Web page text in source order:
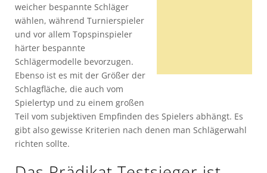
weicher bespannte Schläger
wählen, während Turnierspieler
und vor allem Topspinspieler
härter bespannte
Schlägermodelle bevorzugen.
Ebenso ist es mit der Größer der
Schlagfläche, die auch vom
Spielertyp und zu einem großen
Teil vom subjektiven Empfinden des Spielers abhängt. Es
gibt also gewisse Kriterien nach denen man Schlägerwahl
richten sollte.